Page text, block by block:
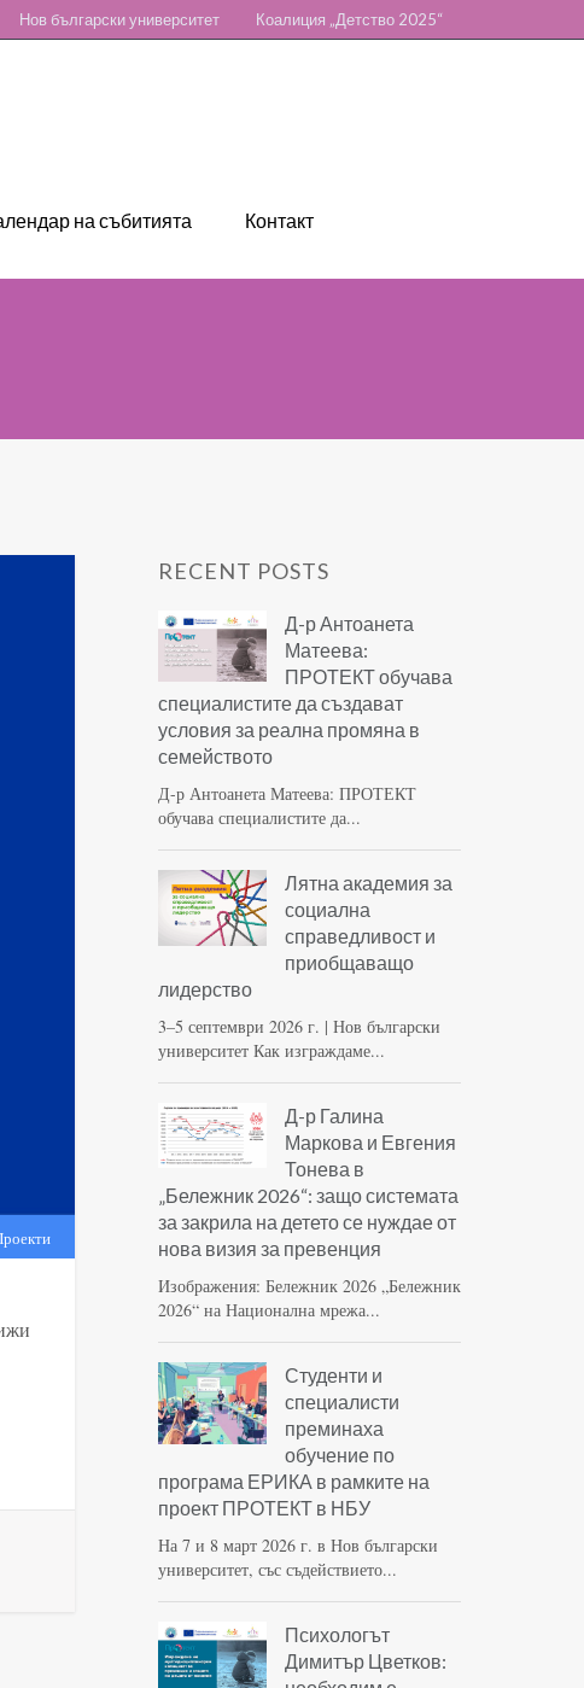
Нов български университет Коалиция „Детство 2025“
на събитията Контакт
RECENT POSTS
Д-р Антоанета
Матеева:
ПРОТЕКТ обучава
специалистите да създават
условия за реална промяна в
семейството
Д-р Антоанета Матеева: ПРОТЕКТ
обучава специалистите да...
Лятна академия за
социална
справедливост и
приобщаващо
лидерство
3–5 септември 2026 г. | Нов български
университет Как изграждаме...
Д-р Галина
Маркова и Евгения
Тонева в
„Бележник 2026“: защо системата
за закрила на детето се нуждае от
нова визия за превенция
Изображения: Бележник 2026 „Бележник
2026“ на Национална мрежа...
Студенти и
специалисти
преминаха
обучение по
програма ЕРИКА в рамките на
проект ПРОТЕКТ в НБУ
На 7 и 8 март 2026 г. в Нов български
университет, със съдействието...
Психологът
Димитър Цветков: